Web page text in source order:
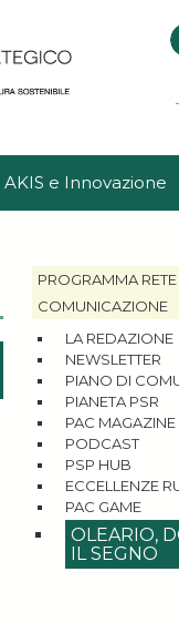
AKIS e Innovazione
PROGRAMMA
COMUNICAZIONE
LA REDAZIONE
NEWSLETTER
PIANO DI
PIANETA PSR
PAC MAGAZINE
PODCAST
PSP HUB
ECCELLENZE
PAC GAME
OLEARIO,
IL SEGNO